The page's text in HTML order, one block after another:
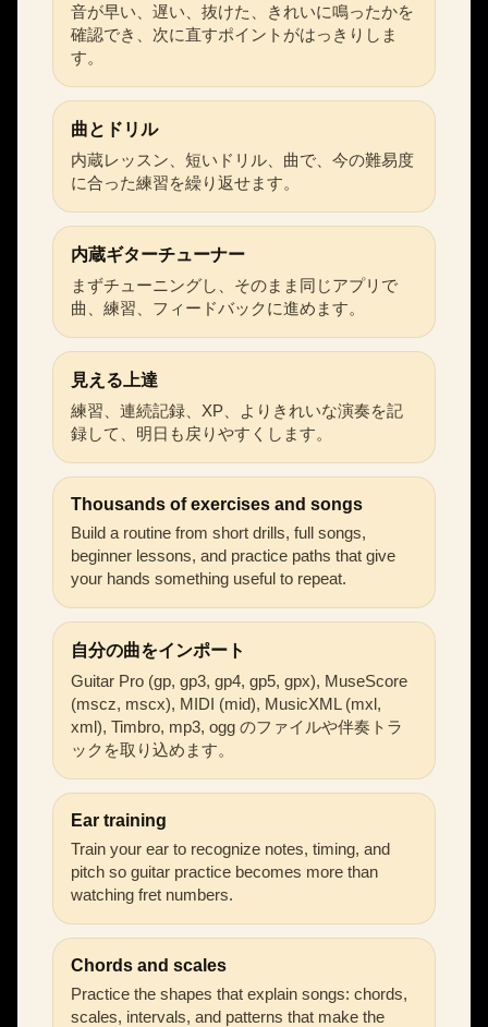
音が早い、遅い、抜けた、きれいに鳴ったかを
確認でき、次に直すポイントがはっきりしま
す。
曲とドリル
内蔵レッスン、短いドリル、曲で、今の難易度
に合った練習を繰り返せます。
内蔵ギターチューナー
まずチューニングし、そのまま同じアプリで
曲、練習、フィードバックに進めます。
見える上達
練習、連続記録、XP、よりきれいな演奏を記
録して、明日も戻りやすくします。
Thousands of exercises and songs
Build a routine from short drills, full songs,
beginner lessons, and practice paths that give
your hands something useful to repeat.
自分の曲をインポート
Guitar Pro (gp, gp3, gp4, gp5, gpx), MuseScore
(mscz, mscx), MIDI (mid), MusicXML (mxl,
xml), Timbro, mp3, ogg のファイルや伴奏トラ
ックを取り込めます。
Ear training
Train your ear to recognize notes, timing, and
pitch so guitar practice becomes more than
watching fret numbers.
Chords and scales
Practice the shapes that explain songs: chords,
scales, intervals, and patterns that make the